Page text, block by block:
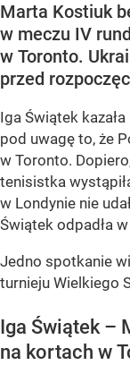
Marta Kostiuk
w meczu IV
w Toronto.
przed
Iga Świątek
pod uwagę to, że
w Toronto.
tenisistka
w Londynie nie
Świątek odpadła
Jedno spotkanie
turnieju Wielkiego
Iga Świątek –
na kortach w